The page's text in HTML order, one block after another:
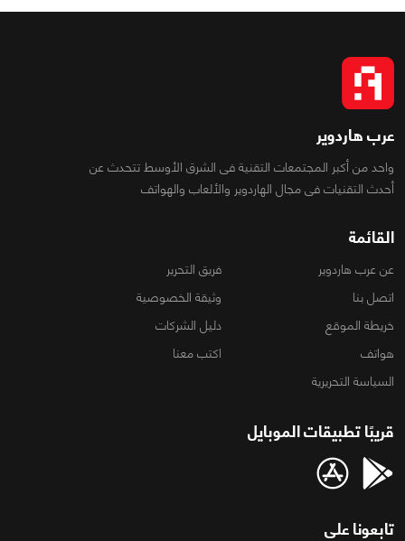
عرب هاردوير
واحد من أكبر المجتمعات التقنية فى الشرق الأوسط تتحدث عن
أحدث التقنيات فى مجال الهاردوير والألعاب والهواتف
القائمة
عن عرب هاردوير
فريق التحرير
اتصل بنا
وثيقة الخصوصية
خريطة الموقع
دليل الشركات
هواتف
اكتب معنا
السياسة التحريرية
قريبًا تطبيقات الموبايل
تابعونا على